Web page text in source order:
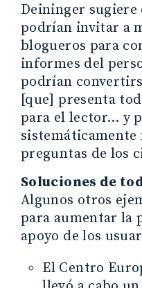
Deininger
podrían invitar a
blogueros para
informes del
podrían
[que] presenta
para el lector… y
sistemáticamente
preguntas de los
Soluciones de
Algunos otros
para aumentar la
apoyo de los
El Centro